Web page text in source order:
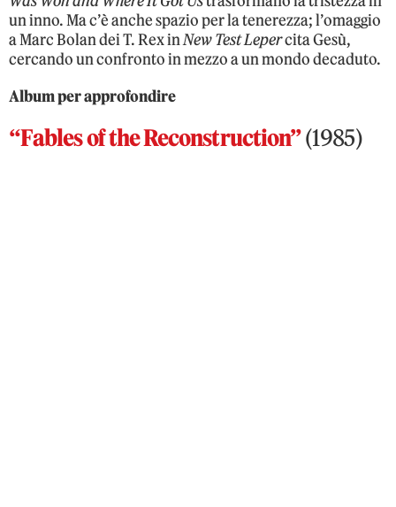
un inno. Ma c’è anche spazio per la tenerezza; l’omaggio
a Marc Bolan dei T. Rex inNew Test Lepercita Gesù,
cercando un confronto in mezzo a un mondo decaduto.
Album per approfondire
“Fables of the Reconstruction”(1985)